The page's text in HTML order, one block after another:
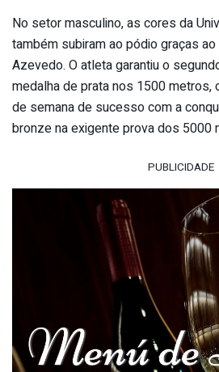
No setor masculino, as cores da
também subiram ao pódio graças
Azevedo. O atleta garantiu o
medalha de prata nos 1500
de semana de sucesso com a
bronze na exigente prova dos 5000
PUBLICIDADE